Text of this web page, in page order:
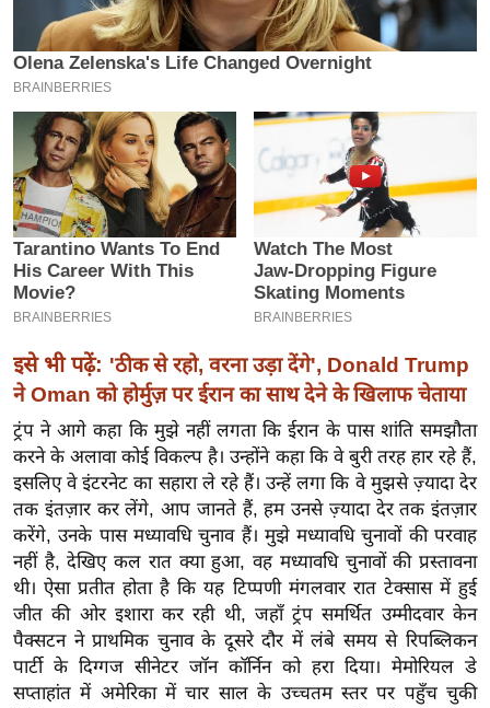
इ
म
ई
-
पे
प
र
मि
सा
ल
बे
मि
सा
ल
श
ख्सि
य
त
यं
ग
इं
डि
इसे भी पढ़ें: 'ठीक से रहो, वरना उड़ा देंगे', Donald Trump
ने Oman को होर्मुज़ पर ईरान का साथ देने के खिलाफ चेताया
ट्रंप ने आगे कहा कि मुझे नहीं लगता कि ईरान के पास शांति समझौता
करने के अलावा कोई विकल्प है। उन्होंने कहा कि वे बुरी तरह हार रहे हैं,
इसलिए वे इंटरनेट का सहारा ले रहे हैं। उन्हें लगा कि वे मुझसे ज़्यादा देर
तक इंतज़ार कर लेंगे, आप जानते हैं, हम उनसे ज़्यादा देर तक इंतज़ार
करेंगे, उनके पास मध्यावधि चुनाव हैं। मुझे मध्यावधि चुनावों की परवाह
नहीं है, देखिए कल रात क्या हुआ, वह मध्यावधि चुनावों की प्रस्तावना
थी। ऐसा प्रतीत होता है कि यह टिप्पणी मंगलवार रात टेक्सास में हुई
जीत की ओर इशारा कर रही थी, जहाँ ट्रंप समर्थित उम्मीदवार केन
पैक्सटन ने प्राथमिक चुनाव के दूसरे दौर में लंबे समय से रिपब्लिकन
पार्टी के दिग्गज सीनेटर जॉन कॉर्निन को हरा दिया। मेमोरियल डे
सप्ताहांत में अमेरिका में चार साल के उच्चतम स्तर पर पहुँच चुकी